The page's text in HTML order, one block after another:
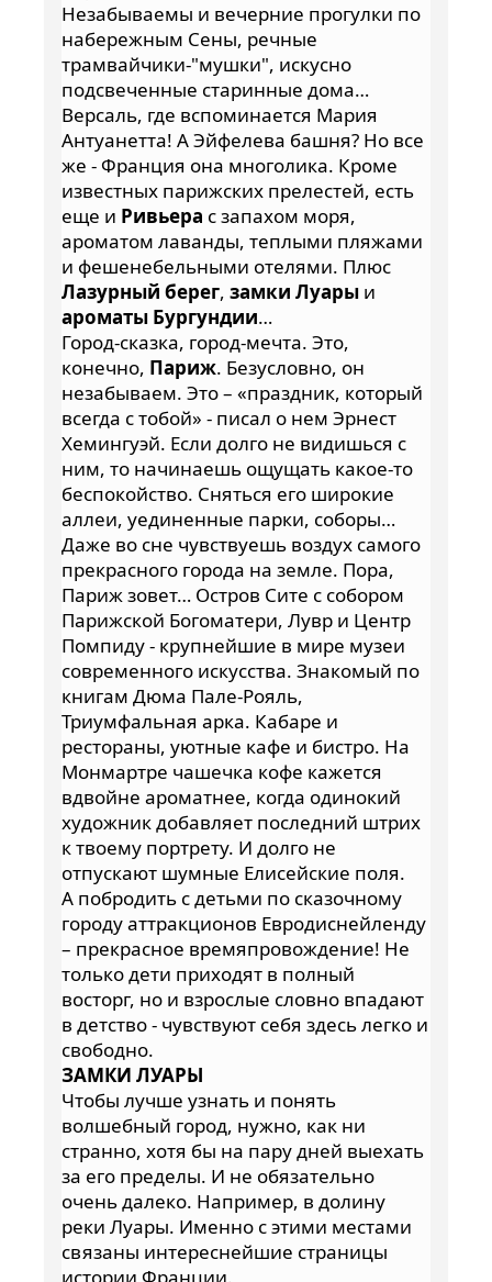
Незабываемы и вечерние прогулки по
набережным Сены, речные
трамвайчики-"мушки", искусно
подсвеченные старинные дома…
Версаль, где вспоминается Мария
Антуанетта! А Эйфелева башня? Но все
же - Франция она многолика. Кроме
известных парижских прелестей, есть
еще и Ривьера с запахом моря,
ароматом лаванды, теплыми пляжами
и фешенебельными отелями. Плюс
Лазурный берег, замки Луары и
ароматы Бургундии…
Город-сказка, город-мечта. Это,
конечно, Париж. Безусловно, он
незабываем. Это – «праздник, который
всегда с тобой» - писал о нем Эрнест
Хемингуэй. Если долго не видишься с
ним, то начинаешь ощущать какое-то
беспокойство. Сняться его широкие
аллеи, уединенные парки, соборы…
Даже во сне чувствуешь воздух самого
прекрасного города на земле. Пора,
Париж зовет… Остров Сите с собором
Парижской Богоматери, Лувр и Центр
Помпиду - крупнейшие в мире музеи
современного искусства. Знакомый по
книгам Дюма Пале-Рояль,
Триумфальная арка. Кабаре и
рестораны, уютные кафе и бистро. На
Монмартре чашечка кофе кажется
вдвойне ароматнее, когда одинокий
художник добавляет последний штрих
к твоему портрету. И долго не
отпускают шумные Елисейские поля.
А побродить с детьми по сказочному
городу аттракционов Евродиснейленду
– прекрасное времяпровождение! Не
только дети приходят в полный
восторг, но и взрослые словно впадают
в детство - чувствуют себя здесь легко и
свободно.
ЗАМКИ ЛУАРЫ
Чтобы лучше узнать и понять
волшебный город, нужно, как ни
странно, хотя бы на пару дней выехать
за его пределы. И не обязательно
очень далеко. Например, в долину
реки Луары. Именно с этими местами
связаны интереснейшие страницы